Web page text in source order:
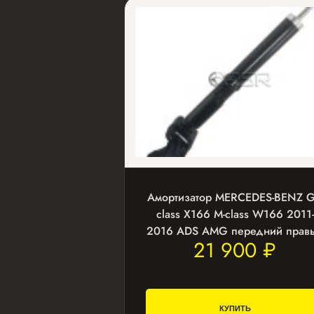
Амортизатор MERCEDES-BENZ
class X166 M-class W166 2011-
2016 ADS AMG передний
21 900 ₽
КУПИТЬ